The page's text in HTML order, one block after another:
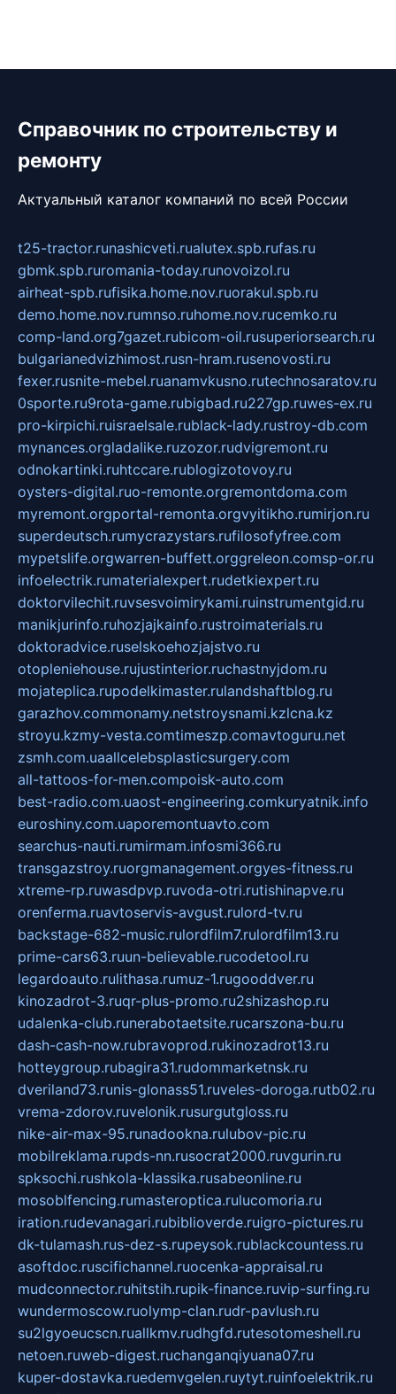
Справочник по строительству и
ремонту
Актуальный каталог компаний по всей России
t25-tractor.runashicveti.rualutex.spb.rufas.ru
gbmk.spb.ruromania-today.runovoizol.ru
airheat-spb.rufisika.home.nov.ruorakul.spb.ru
demo.home.nov.rumnso.ruhome.nov.rucemko.ru
comp-land.org7gazet.rubicom-oil.rusuperiorsearch.ru
bulgarianedvizhimost.rusn-hram.rusenovosti.ru
fexer.rusnite-mebel.ruanamvkusno.rutechnosaratov.ru
0sporte.ru9rota-game.rubigbad.ru227gp.ruwes-ex.ru
pro-kirpichi.ruisraelsale.rublack-lady.rustroy-db.com
mynances.orgladalike.ruzozor.rudvigremont.ru
odnokartinki.ruhtccare.rublogizotovoy.ru
oysters-digital.ruo-remonte.orgremontdoma.com
myremont.orgportal-remonta.orgvyitikho.rumirjon.ru
superdeutsch.rumycrazystars.rufilosofyfree.com
mypetslife.orgwarren-buffett.orggreleon.comsp-or.ru
infoelectrik.rumaterialexpert.rudetkiexpert.ru
doktorvilechit.ruvsesvoimirykami.ruinstrumentgid.ru
manikjurinfo.ruhozjajkainfo.rustroimaterials.ru
doktoradvice.ruselskoehozjajstvo.ru
otopleniehouse.rujustinterior.ruchastnyjdom.ru
mojateplica.rupodelkimaster.rulandshaftblog.ru
garazhov.commonamy.netstroysnami.kzlcna.kz
stroyu.kzmy-vesta.comtimeszp.comavtoguru.net
zsmh.com.uaallcelebsplasticsurgery.com
all-tattoos-for-men.compoisk-auto.com
best-radio.com.uaost-engineering.comkuryatnik.info
euroshiny.com.uaporemontuavto.com
searchus-nauti.rumirmam.infosmi366.ru
transgazstroy.ruorgmanagement.orgyes-fitness.ru
xtreme-rp.ruwasdpvp.ruvoda-otri.rutishinapve.ru
orenferma.ruavtoservis-avgust.rulord-tv.ru
backstage-682-music.rulordfilm7.rulordfilm13.ru
prime-cars63.ruun-believable.rucodetool.ru
legardoauto.rulithasa.rumuz-1.rugooddver.ru
kinozadrot-3.ruqr-plus-promo.ru2shizashop.ru
udalenka-club.runerabotaetsite.rucarszona-bu.ru
dash-cash-now.rubravoprod.rukinozadrot13.ru
hotteygroup.rubagira31.rudommarketnsk.ru
dveriland73.runis-glonass51.ruveles-doroga.rutb02.ru
vrema-zdorov.ruvelonik.rusurgutgloss.ru
nike-air-max-95.runadookna.rulubov-pic.ru
mobilreklama.rupds-nn.rusocrat2000.ruvgurin.ru
spksochi.rushkola-klassika.rusabeonline.ru
mosoblfencing.rumasteroptica.rulucomoria.ru
iration.rudevanagari.rubiblioverde.ruigro-pictures.ru
dk-tulamash.rus-dez-s.rupeysok.rublackcountess.ru
asoftdoc.ruscifichannel.ruocenka-appraisal.ru
mudconnector.ruhitstih.rupik-finance.ruvip-surfing.ru
wundermoscow.ruolymp-clan.rudr-pavlush.ru
su2lgyoeucscn.ruallkmv.rudhgfd.rutesotomeshell.ru
netoen.ruweb-digest.ruchanganqiyuana07.ru
kuper-dostavka.ruedemvgelen.ruytyt.ruinfoelektrik.ru